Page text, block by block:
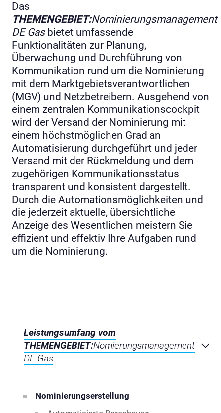
Das
THEMENGEBIET:Nominierungsmanagement
DE Gasbietet umfassende
Funktionalitäten zur Planung,
Überwachung und Durchführung von
Kommunikation rund um die Nominierung
mit dem Marktgebietsverantwortlichen
(MGV) und Netzbetreibern. Ausgehend von
einem zentralen Kommunikationscockpit
wird der Versand der Nominierung mit
einem höchstmöglichen Grad an
Automatisierung durchgeführt und jeder
Versand mit der Rückmeldung und dem
zugehörigen Kommunikationsstatus
transparent und konsistent dargestellt.
Durch die Automationsmöglichkeiten und
die jederzeit aktuelle, übersichtliche
Anzeige des Wesentlichen meistern Sie
effizient und effektiv Ihre Aufgaben rund
um die Nominierung.
Leistungsumfang vom
THEMENGEBIET:Nomierungsmanagement
DE Gas
Nominierungserstellung